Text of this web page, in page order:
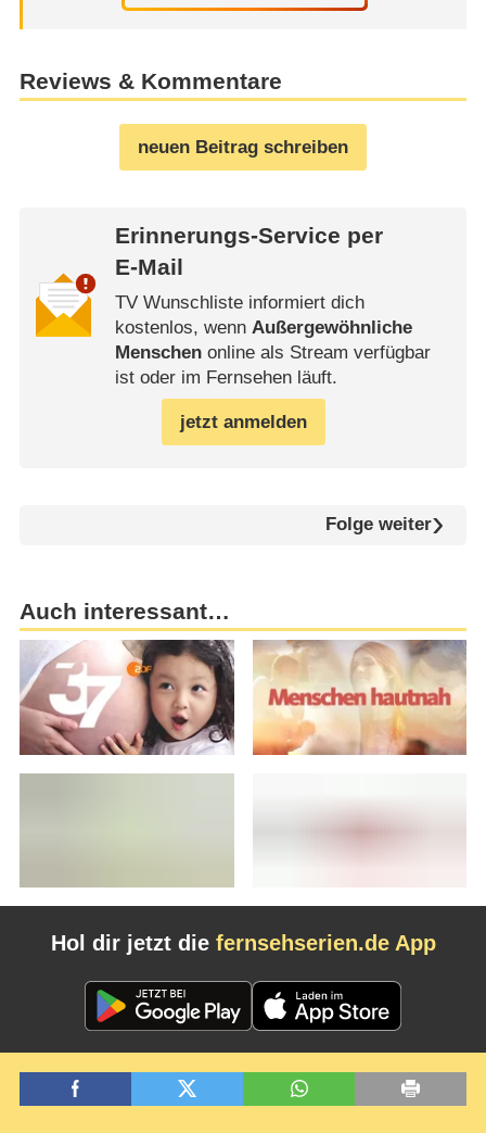
Reviews & Kommentare
neuen Beitrag schreiben
Erinnerungs-Service per
E-Mail
TV Wunschliste informiert dich
kostenlos, wenn Außergewöhnliche
Menschenonline als Stream verfügbar
ist oder im Fernsehen läuft.
jetzt anmelden
Folge weiter
Auch interessant…
Hol dir jetzt die fernsehserien.de App